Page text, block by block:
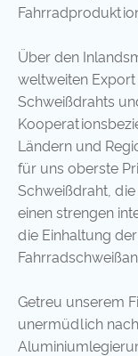
Über den
weltweiten
Schweißdrahts
Ländern und
für uns oberste
Schweißdraht,
einen strengen
die Einhaltung
Getreu unserem
unermüdlich